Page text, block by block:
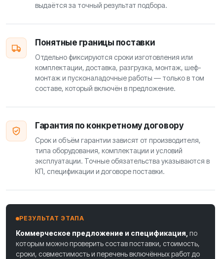
выдаётся за точный результат подбора.
Понятные границы поставки
Отдельно фиксируются сроки изготовления или
комплектации, доставка, разгрузка, монтаж, шеф-
монтаж и пусконаладочные работы — только в том
составе, который включён в предложение.
Гарантия по конкретному договору
Срок и объём гарантии зависят от производителя,
типа оборудования, комплектации и условий
эксплуатации. Точные обязательства указываются в
КП, спецификации и договоре поставки.
РЕЗУЛЬТАТ ЭТАПА
Коммерческое предложение и спецификация, по
которым можно проверить состав поставки, стоимость,
сроки, совместимость и перечень включённых работ до